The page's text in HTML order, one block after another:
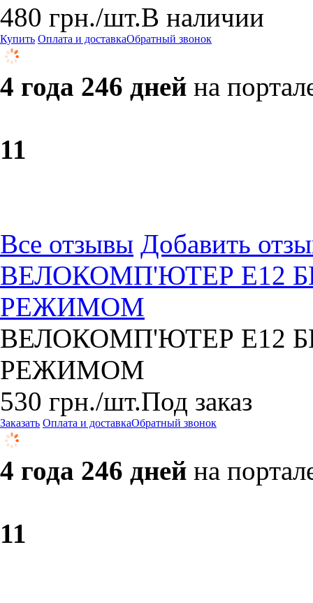
480 грн./шт.В наличии
Купить Оплата и доставкаОбратный звонок
4 года 246 дней на
11
Все отзывы Добавить
ВЕЛОКОМП'ЮТЕР E12
РЕЖИМОМ
ВЕЛОКОМП'ЮТЕР E12
РЕЖИМОМ
530 грн./шт.Под заказ
Заказать Оплата и доставкаОбратный звонок
4 года 246 дней на
11